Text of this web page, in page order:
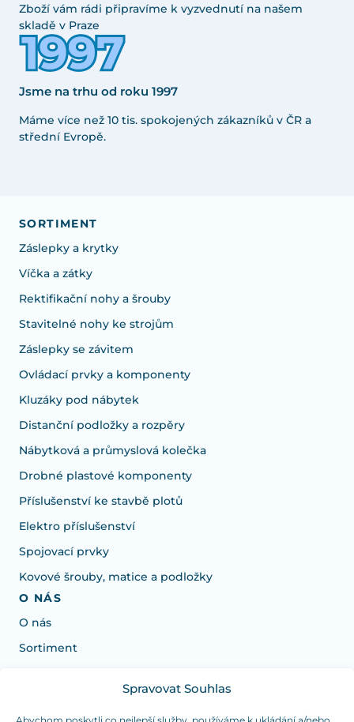
Spravovat Souhlas
Zboží vám rádi připravíme k vyzvednutí na našem
skladě v Praze
Jsme na trhu od roku 1997
Máme více než 10 tis. spokojených zákazníků v ČR a
střední Evropě.
SORTIMENT
Záslepky a krytky
Víčka a zátky
Rektifikační nohy a šrouby
Stavitelné nohy ke strojům
Záslepky se závitem
Ovládací prvky a komponenty
Kluzáky pod nábytek
Distanční podložky a rozpěry
Nábytková a průmyslová kolečka
Drobné plastové komponenty
Příslušenství ke stavbě plotů
Elektro příslušenství
Spojovací prvky
Kovové šrouby, matice a podložky
O NÁS
O nás
Sortiment
Potřebujete poradit s výběrem?